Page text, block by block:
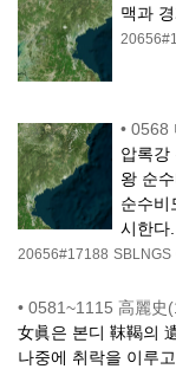
맥과
• 0568
압록강
왕 순
순수비
시한다
20656#17188 SBLNGS
• 0581~1115 高麗史
女眞은 본디 靺鞨의
나중에 취락을 이루